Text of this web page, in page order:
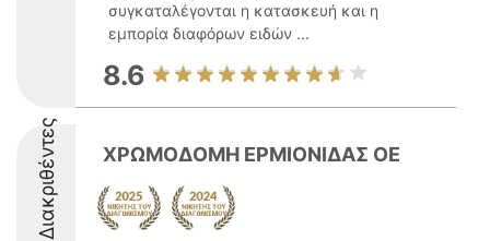
συγκαταλέγονται η κατασκευή και η
εμπορία διαφόρων ειδών ...
8.6
Διακριθέντες ΧΡΩΜΟΔΟΜΗ ΕΡΜΙΟΝΙΔΑΣ ΟΕ